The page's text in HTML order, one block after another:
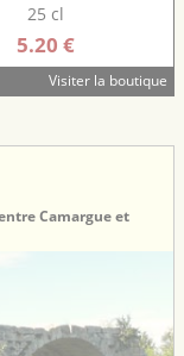
25 cl
5.20 €
Visiter la boutique
Camargue et